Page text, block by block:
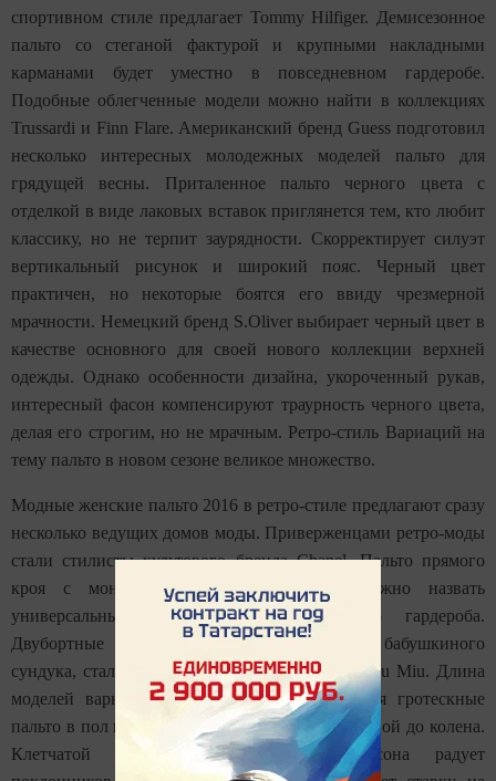
спортивном стиле предлагает Tommy Hilfiger. Демисезонное
пальто со стеганой фактурой и крупными накладными
карманами будет уместно в повседневном гардеробе.
Подобные облегченные модели можно найти в коллекциях
Trussardi и Finn Flare. Американский бренд Guess подготовил
несколько интересных молодежных моделей пальто для
грядущей весны. Приталенное пальто черного цвета с
отделкой в виде лаковых вставок приглянется тем, кто любит
классику, но не терпит заурядности. Скорректирует силуэт
вертикальный рисунок и широкий пояс. Черный цвет
практичен, но некоторые боятся его ввиду чрезмерной
мрачности. Немецкий бренд S.Oliver выбирает черный цвет в
качестве основного для своей нового коллекции верхней
одежды. Однако особенности дизайна, укороченный рукав,
интересный фасон компенсируют траурность черного цвета,
делая его строгим, но не мрачным. Ретро-стиль Вариаций на
тему пальто в новом сезоне великое множество.
Модные женские пальто 2016 в ретро-стиле предлагают сразу
несколько ведущих домов моды. Приверженцами ретро-моды
стали стилисты культового бренда Chanel. Пальто прямого
кроя с монохромной клеткой вполне можно назвать
универсальным вариантом для весеннего гардероба.
Двубортные модели, словно вышедшие из бабушкиного
сундука, стали визитной карточкой показов Miu Miu. Длина
моделей варьируется. На подиуме уживаются гротескные
пальто в пол и изящные модели А-силуэта длиной до колена.
Клетчатой трапецией незатейливого фасона радует